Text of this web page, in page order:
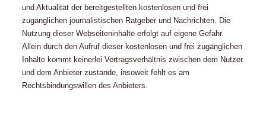
und Aktualität der bereitgestellten kostenlosen und frei
zugänglichen journalistischen Ratgeber und Nachrichten. Die
Nutzung dieser Webseiteninhalte erfolgt auf eigene Gefahr.
Allein durch den Aufruf dieser kostenlosen und frei zugänglichen
Inhalte kommt keinerlei Vertragsverhältnis zwischen dem Nutzer
und dem Anbieter zustande, insoweit fehlt es am
Rechtsbindungswillen des Anbieters.